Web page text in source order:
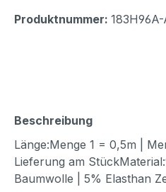
Produktnummer: 183H96A-
Beschreibung
Länge:Menge 1 = 0,5m |
Lieferung am
Baumwolle | 5% Elasthan